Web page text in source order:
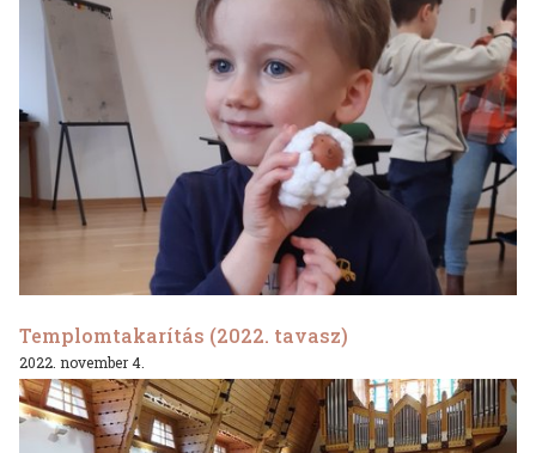
Templomtakarítás (2022. tavasz)
2022. november 4.